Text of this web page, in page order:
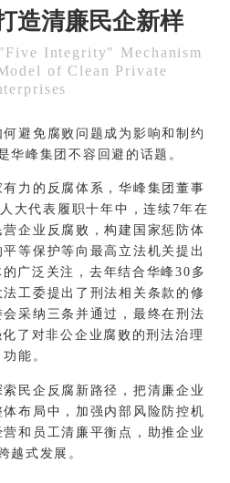
造清廉民企新样
Integrity" Mechanism
of Clean Private
避免腐败问题成为影响和制约
华峰集团不容回避的话题。
力的反腐体系，华峰集团董事
大代表履职十年中，连续7年在
企业反腐败，构建国家惩防体
等保护等向最高立法机关提出
广泛关注，去年结合华峰30多
工委提出了刑法相关条款的修
采纳三条并通过，最终在刑法
了对非公企业腐败的刑法治理
功能。
民企反腐新路径，把清廉企业
布局中，加强内部风险防控机
和员工清廉平衡点，助推企业
越式发展。